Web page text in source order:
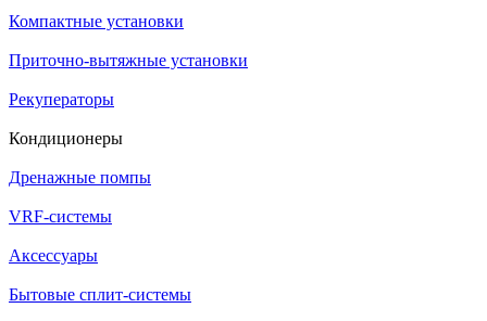
Компактные установки
Приточно-вытяжные установки
Рекуператоры
Кондиционеры
Дренажные помпы
VRF-системы
Аксессуары
Бытовые сплит-системы